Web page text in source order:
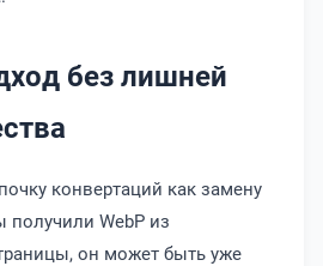
без лишней
конвертаций как замену
получили WebP из
он может быть уже